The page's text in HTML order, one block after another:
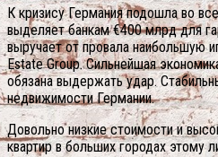
К кризису Германия подошла во
выделяет банкам €400 млрд для
выручает от провала наибольшую
Estate Group. Сильнейшая
обязана выдержать удар.
недвижимости Германии.
Довольно низкие стоимости и
квартир в больших городах этому